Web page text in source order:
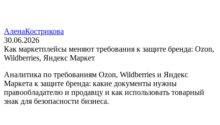
АленаКострикова
30.06.2026
Как маркетплейсы меняют требования к защите бренда: Ozon,
Wildberries, Яндекс Маркет
Аналитика по требованиям Ozon, Wildberries и Яндекс
Маркета к защите бренда: какие документы нужны
правообладателю и продавцу и как использовать товарный
знак для безопасности бизнеса.